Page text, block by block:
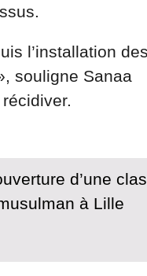
l’installation des
souligne Sanaa
d’une
à Lille